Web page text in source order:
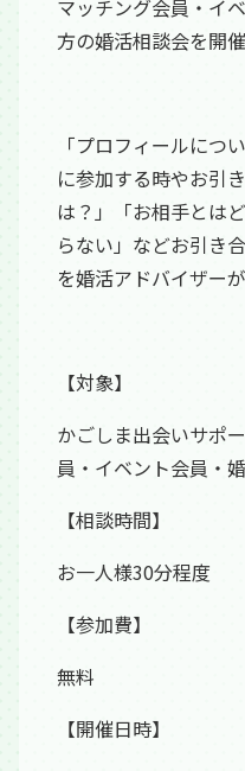
マッチング会員・イ
方の婚活相談会を開
「プロフィールにつ
に参加する時やお引
は？」「お相手とは
らない」などお引き
を婚活アドバイザー
【対象】
かごしま出会いサポ
員・イベント会員・
【相談時間】
お一人様30分程度
【参加費】
無料
【開催日時】